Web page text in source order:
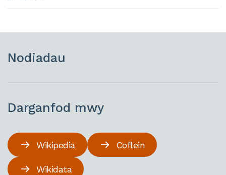
Nodiadau
Darganfod mwy
Wikipedia Coflein
Wikidata